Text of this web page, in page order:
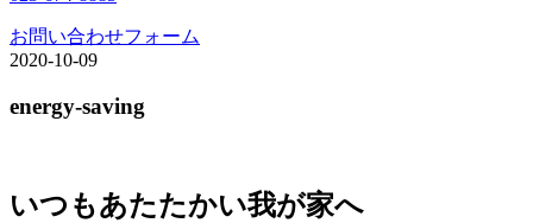
お問い合わせフォーム
2020-10-09
energy-saving
いつもあたたかい我が家へ